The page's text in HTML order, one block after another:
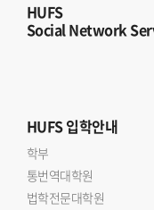
HUFS
Social Network
HUFS입학안내
학부
통번역대학원
법학전문대학원